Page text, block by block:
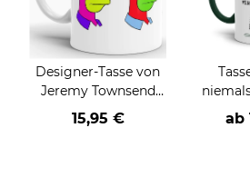
Designer-Tasse von
Jeremy Townsend
"The desperate man"
15,95 € ab